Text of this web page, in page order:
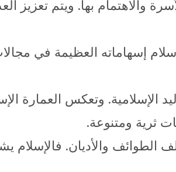
والاهتمام بها. ويتم تعزيز
إسهاماته العظيمة في
الإسلامية. وتعكس العمارة
ثرية ومتنوعة.
الطوائف والأديان.